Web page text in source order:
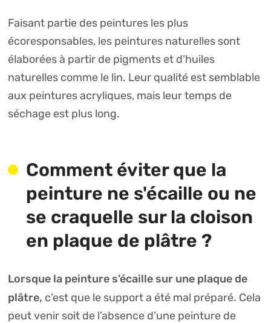
Faisant partie des peintures les plus
écoresponsables, les peintures naturelles sont
élaborées à partir de pigments et d’huiles
naturelles comme le lin. Leur qualité est semblable
aux peintures acryliques, mais leur temps de
séchage est plus long.
Comment éviter que la
peinture ne s'écaille ou ne
se craquelle sur la cloison
en plaque de plâtre ?
Lorsque la peinture s’écaille sur une plaque de
plâtre, c’est que le support a été mal préparé. Cela
peut venir soit de l’absence d’une peinture de